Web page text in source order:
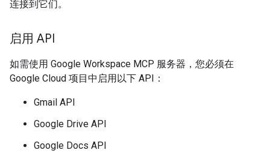
连接到它们。
启用 API
如需使用 Google Workspace MCP 服务器，您必须在
Google Cloud 项目中启用以下 API：
Gmail API
Google Drive API
Google Docs API